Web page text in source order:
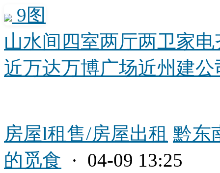
9图
山水间四室两厅两卫家
近万达万博广场近州建公
房屋l租售/房屋出租 黔东
的觅食
· 04-09 13:25